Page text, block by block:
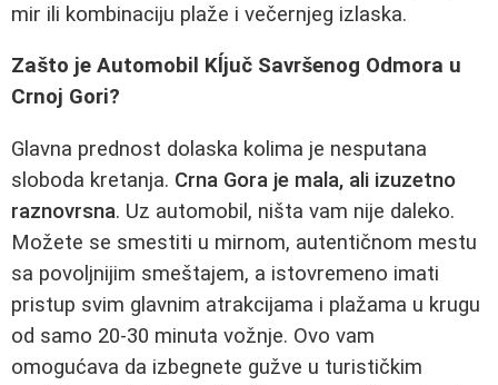
mir ili kombinaciju plaže i večernjeg izlaska.
Zašto je Automobil Kĺjuč Savršenog Odmora u
Crnoj Gori?
Glavna prednost dolaska kolima je nesputana
sloboda kretanja. Crna Gora je mala, ali izuzetno
raznovrsna. Uz automobil, ništa vam nije daleko.
Možete se smestiti u mirnom, autentičnom mestu
sa povoljnijim smeštajem, a istovremeno imati
pristup svim glavnim atrakcijama i plažama u krugu
od samo 20-30 minuta vožnje. Ovo vam
omogućava da izbegnete gužve u turističkim